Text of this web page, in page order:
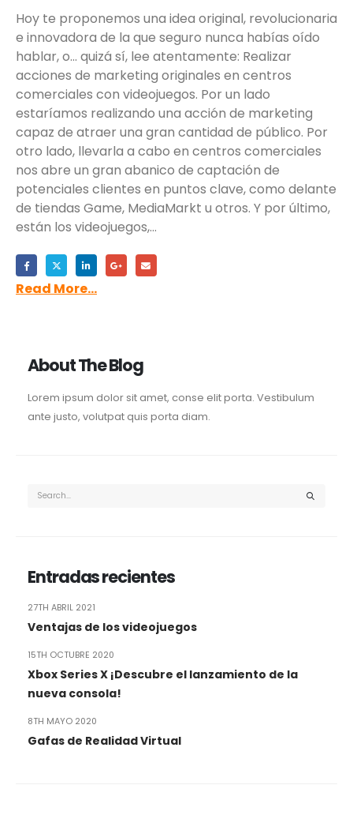
Hoy te proponemos una idea original, revolucionaria
e innovadora de la que seguro nunca habías oído
hablar, o... quizá sí, lee atentamente: Realizar
acciones de marketing originales en centros
comerciales con videojuegos. Por un lado
estaríamos realizando una acción de marketing
capaz de atraer una gran cantidad de público. Por
otro lado, llevarla a cabo en centros comerciales
nos abre un gran abanico de captación de
potenciales clientes en puntos clave, como delante
de tiendas Game, MediaMarkt u otros. Y por último,
están los videojuegos,...
Read More...
About The Blog
Lorem ipsum dolor sit amet, conse elit porta. Vestibulum
ante justo, volutpat quis porta diam.
Entradas recientes
Ventajas de los videojuegos
27TH ABRIL 2021
Xbox Series X ¡Descubre el lanzamiento de la
nueva consola!
15TH OCTUBRE 2020
Gafas de Realidad Virtual
8TH MAYO 2020